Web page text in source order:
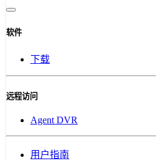
软件
下载
远程访问
Agent DVR
用户指南